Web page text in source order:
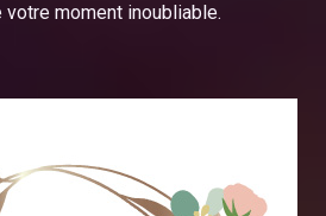
moment inoubliable.